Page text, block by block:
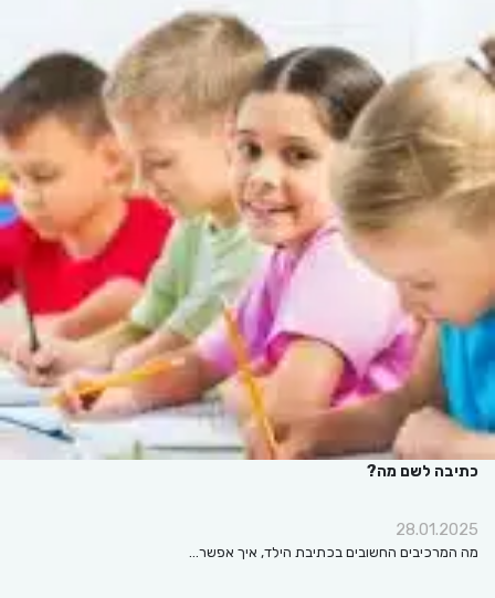
כתיבה לשם מה?
28.01.2025
מה המרכיבים החשובים בכתיבת הילד, איך אפשר…